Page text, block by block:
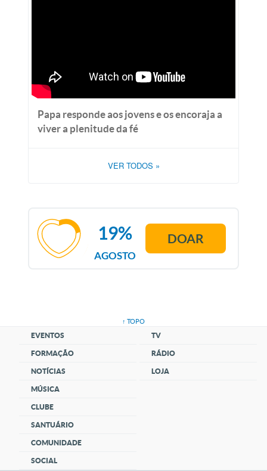
Papa responde aos jovens e os encoraja a
viver a plenitude da fé
VER TODOS »
AGOSTO
19% DOAR
↑ TOPO
EVENTOS
FORMAÇÃO
NOTÍCIAS
MÚSICA
CLUBE
SANTUÁRIO
COMUNIDADE
SOCIAL
TV
RÁDIO
LOJA